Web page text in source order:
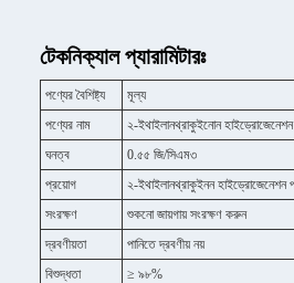
টেকনিক্যাল প্যারামিটারঃ
পণ্যের বৈশিষ্ট্য
মূল্য
পণ্যের নাম
২-ইথাইলানথ্রাকুইনোন হাইড্রোজেনেশন
ঘনত্ব
0.৫৫ জি/সিএম৩
প্রয়োগ
২-ইথাইলানথ্রাকুইনন হাইড্রোজেনেশন
সংরক্ষণ
শুকনো জায়গায় সংরক্ষণ করুন
দ্রবণীয়তা
পানিতে দ্রবণীয় নয়
বিশুদ্ধতা
≥ ৯৮%